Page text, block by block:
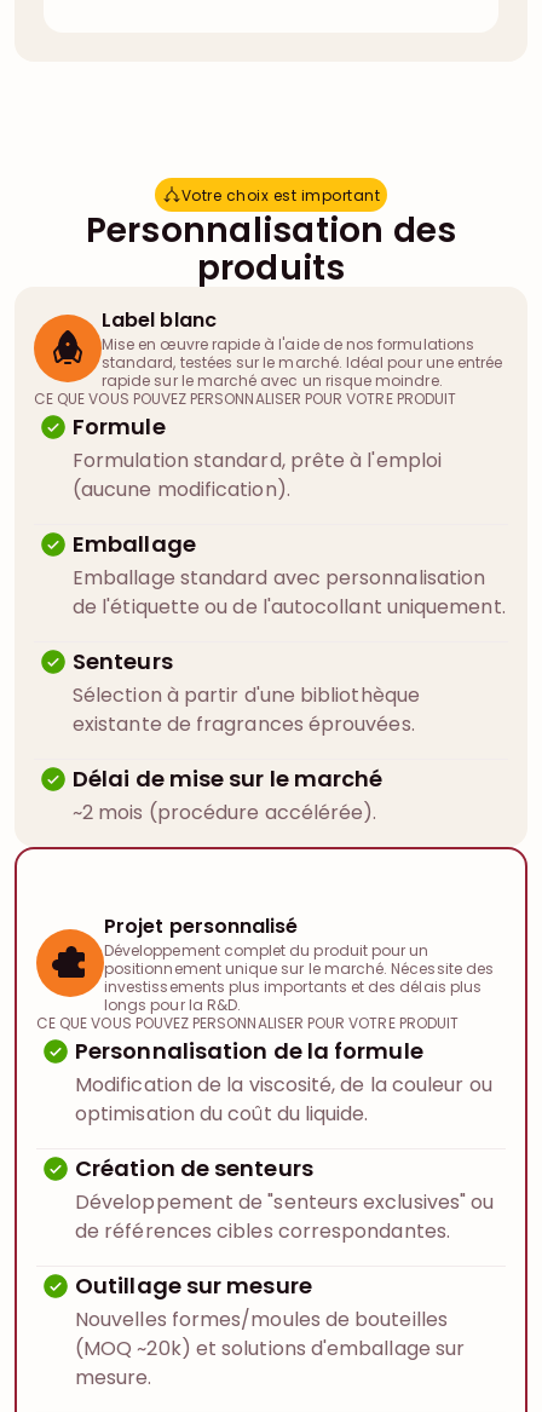
Votre choix est important
Votre choix est important
Personnalisation des
produits
Label blanc
Mise en œuvre rapide à l'aide de nos formulations
standard, testées sur le marché. Idéal pour une entrée
rapide sur le marché avec un risque moindre.
CE QUE VOUS POUVEZ PERSONNALISER POUR VOTRE PRODUIT
Formule
Formulation standard, prête à l'emploi
(aucune modification).
Emballage
Emballage standard avec personnalisation
de l'étiquette ou de l'autocollant uniquement.
Senteurs
Sélection à partir d'une bibliothèque
existante de fragrances éprouvées.
Délai de mise sur le marché
~2 mois (procédure accélérée).
Projet personnalisé
Développement complet du produit pour un
positionnement unique sur le marché. Nécessite des
investissements plus importants et des délais plus
longs pour la R&D.
CE QUE VOUS POUVEZ PERSONNALISER POUR VOTRE PRODUIT
Personnalisation de la formule
Modification de la viscosité, de la couleur ou
optimisation du coût du liquide.
Création de senteurs
Développement de "senteurs exclusives" ou
de références cibles correspondantes.
Outillage sur mesure
Nouvelles formes/moules de bouteilles
(MOQ ~20k) et solutions d'emballage sur
mesure.